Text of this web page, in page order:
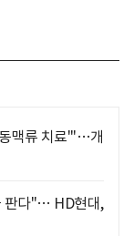
맥류 치료'"…개
판다"… HD현대,